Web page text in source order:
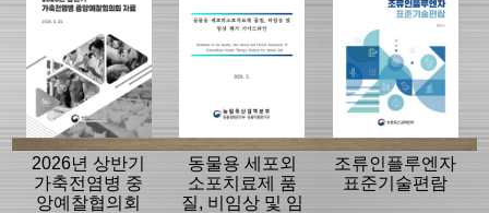
2026년 상반기
가축전염병 중
앙예찰협의회
동물용 세포외
소포치료제 품
질, 비임상 및 임
조류인플루엔자
표준기술편람